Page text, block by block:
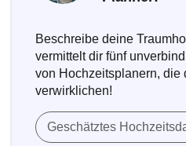
Beschreibe deine
vermittelt dir fünf
von Hochzeitsplanern, die
verwirklichen!
Geschätztes